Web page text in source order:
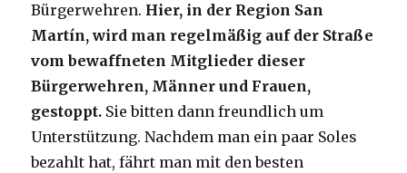
Bürgerwehren. Hier, in der Region San
Martín, wird man regelmäßig auf der Straße
vom bewaffneten Mitglieder dieser
Bürgerwehren, Männer und Frauen,
gestoppt. Sie bitten dann freundlich um
Unterstützung. Nachdem man ein paar Soles
bezahlt hat, fährt man mit den besten